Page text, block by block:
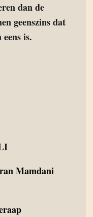
dan de
geenszins dat
is.
Mamdani